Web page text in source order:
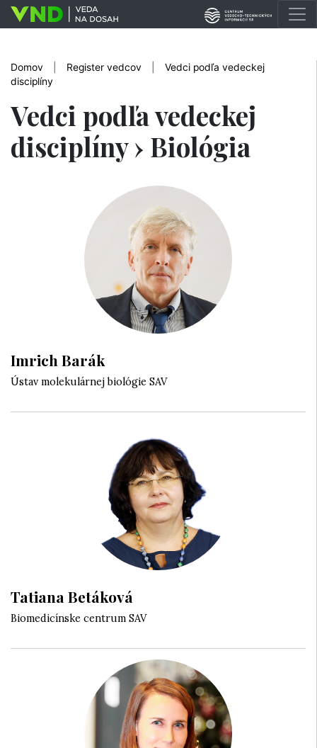
Domov Register vedcov
Vedci podľa vedeckej
disciplíny
Vedci podľa vedeckej
disciplíny › Biológia
Imrich Barák
Ústav molekulárnej biológie SAV
Tatiana Betáková
Biomedicínske centrum SAV